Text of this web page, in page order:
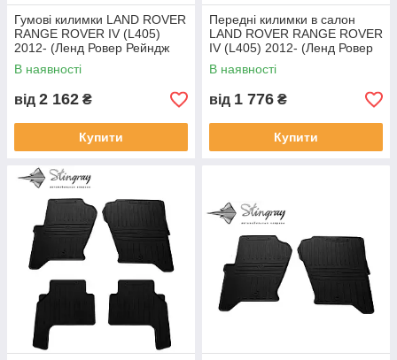
Гумові килимки LAND ROVER
RANGE ROVER IV (L405)
2012- (Ленд Ровер Рейндж
Ровер) кількість 4 штуки
В наявності
від 2 162 ₴
Купити
Передні килимки в салон
LAND ROVER RANGE ROVER
IV (L405) 2012- (Ленд Ровер
Рейндж Ровер) кількість 2
штуки
В наявності
від 1 776 ₴
Купити